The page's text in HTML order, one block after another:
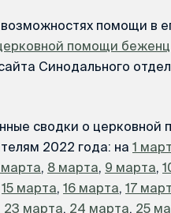
помощи в
помощи
Синодального
сводки о церковной
2022 года: на 1
марта, 8 марта, 9 марта,
15 марта, 16 марта, 17
23 марта, 24 марта, 25